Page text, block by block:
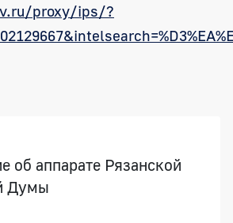
proxy/ips/?
об аппарате Рязанской
Думы